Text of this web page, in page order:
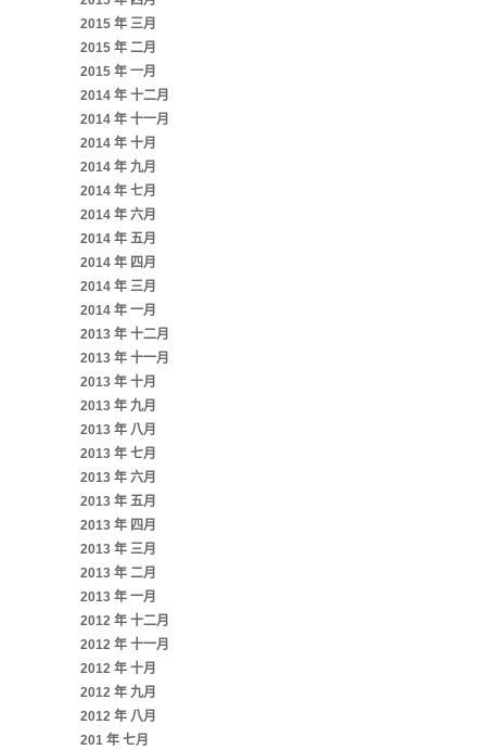
2015 年 三月
2015 年 二月
2015 年 一月
2014 年 十二月
2014 年 十一月
2014 年 十月
2014 年 九月
2014 年 七月
2014 年 六月
2014 年 五月
2014 年 四月
2014 年 三月
2014 年 一月
2013 年 十二月
2013 年 十一月
2013 年 十月
2013 年 九月
2013 年 八月
2013 年 七月
2013 年 六月
2013 年 五月
2013 年 四月
2013 年 三月
2013 年 二月
2013 年 一月
2012 年 十二月
2012 年 十一月
2012 年 十月
2012 年 九月
2012 年 八月
201 年 七月